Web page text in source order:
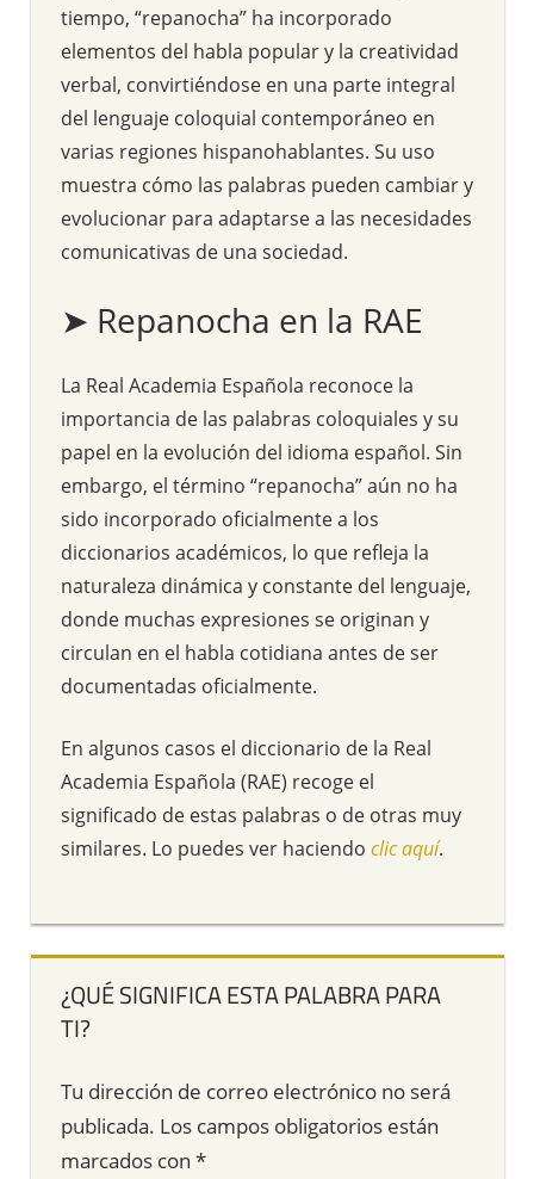
tiempo, “repanocha” ha incorporado
elementos del habla popular y la creatividad
verbal, convirtiéndose en una parte integral
del lenguaje coloquial contemporáneo en
varias regiones hispanohablantes. Su uso
muestra cómo las palabras pueden cambiar y
evolucionar para adaptarse a las necesidades
comunicativas de una sociedad.
➤ Repanocha en la RAE
La Real Academia Española reconoce la
importancia de las palabras coloquiales y su
papel en la evolución del idioma español. Sin
embargo, el término “repanocha” aún no ha
sido incorporado oficialmente a los
diccionarios académicos, lo que refleja la
naturaleza dinámica y constante del lenguaje,
donde muchas expresiones se originan y
circulan en el habla cotidiana antes de ser
documentadas oficialmente.
En algunos casos el diccionario de la Real
Academia Española (RAE) recoge el
significado de estas palabras o de otras muy
similares. Lo puedes ver haciendo clic aquí.
¿QUÉ SIGNIFICA ESTA PALABRA PARA
TI?
Tu dirección de correo electrónico no será
publicada. Los campos obligatorios están
marcados con *